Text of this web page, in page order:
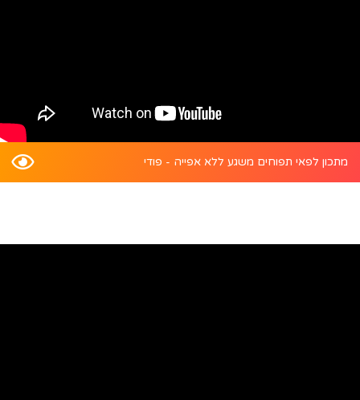
מתכון לפאי תפוחים משגע ללא אפייה - פודי